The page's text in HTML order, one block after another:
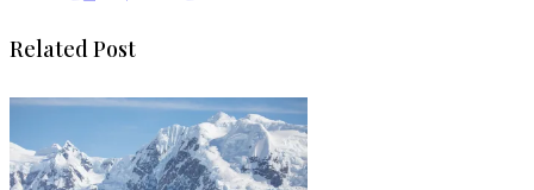
Related Post